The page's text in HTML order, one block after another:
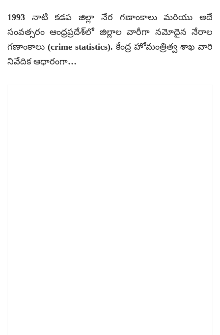
1993 నాటి కడప జిల్లా నేర గణాంకాలు మరియు అదే
సంవత్సరం ఆంధ్రప్రదేశ్‌లో జిల్లాల వారీగా నమోదైన నేరాల
గణాంకాలు (crime statistics). కేంద్ర హోమంత్రిత్వ శాఖ వారి
నివేదిక ఆధారంగా…